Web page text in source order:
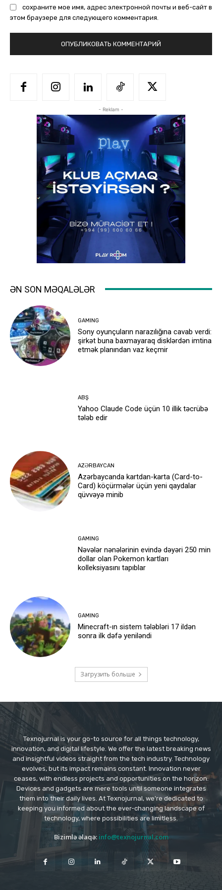
сохраните мое имя, адрес электронной почты и веб-сайт в
этом браузере для следующего комментария.
- Reklam -
ƏN SON MƏQALƏLƏR
GAMING
Sony oyunçuların narazılığına cavab verdi:
şirkət buna baxmayaraq disklərdən imtina
etmək planından vaz keçmir
ABŞ
Yahoo Claude Code üçün 10 illik təcrübə
tələb edir
AZƏRBAYCAN
Azərbaycanda kartdan-karta (Card-to-
Card) köçürmələr üçün yeni qaydalar
qüvvəyə minib
GAMING
Nəvələr nənələrinin evində dəyəri 250 min
dollar olan Pokemon kartları
kolleksiyasını tapıblar
GAMING
Minecraft-ın sistem tələbləri 17 ildən
sonra ilk dəfə yeniləndi
Загрузить больше
Texnojurnal is your go-to source for all things technology,
innovation, and digital lifestyle. We offer the latest breaking news
and insightful videos straight from the tech industry. Technology
evolves, but its impact remains constant. Innovation never
ceases, with endless projects and opportunities on the horizon.
Devices and gadgets are mere tools until someone integrates
them into their daily lives. At Texnojurnal, we're dedicated to
keeping you informed about the ever-changing landscape of
technology, where possibilities are limitless.
Bizimlə əlaqə: info@texnojurnal.com